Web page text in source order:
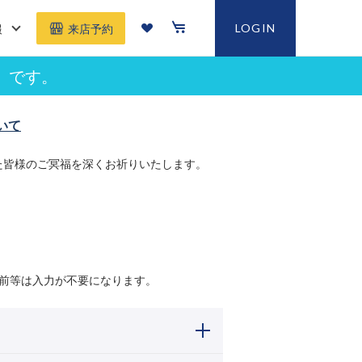
来店予約 LOGIN
す。
て
様のご冥福を深くお祈りいたします。
は入力が不要になります。